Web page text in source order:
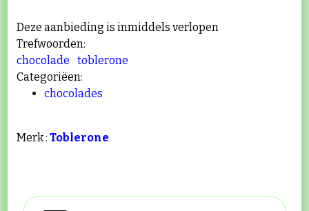
Deze aanbieding is inmiddels verlopen
Trefwoorden:
chocolade
toblerone
Categoriëen:
chocolades
Merk :Toblerone